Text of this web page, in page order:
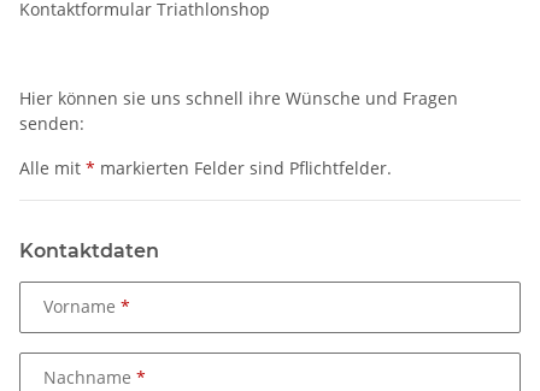
Kontaktformular Triathlonshop
Hier können sie uns schnell ihre Wünsche und Fragen
senden:
Alle mit * markierten Felder sind Pflichtfelder.
Kontaktdaten
Vorname
Nachname